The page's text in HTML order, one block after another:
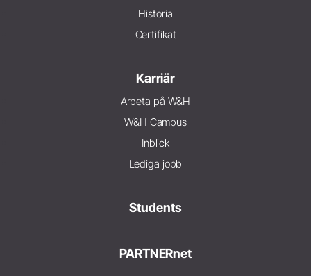
Historia
Certifikat
Karriär
Arbeta på W&H
W&H Campus
Inblick
Lediga jobb
Students
PARTNERnet